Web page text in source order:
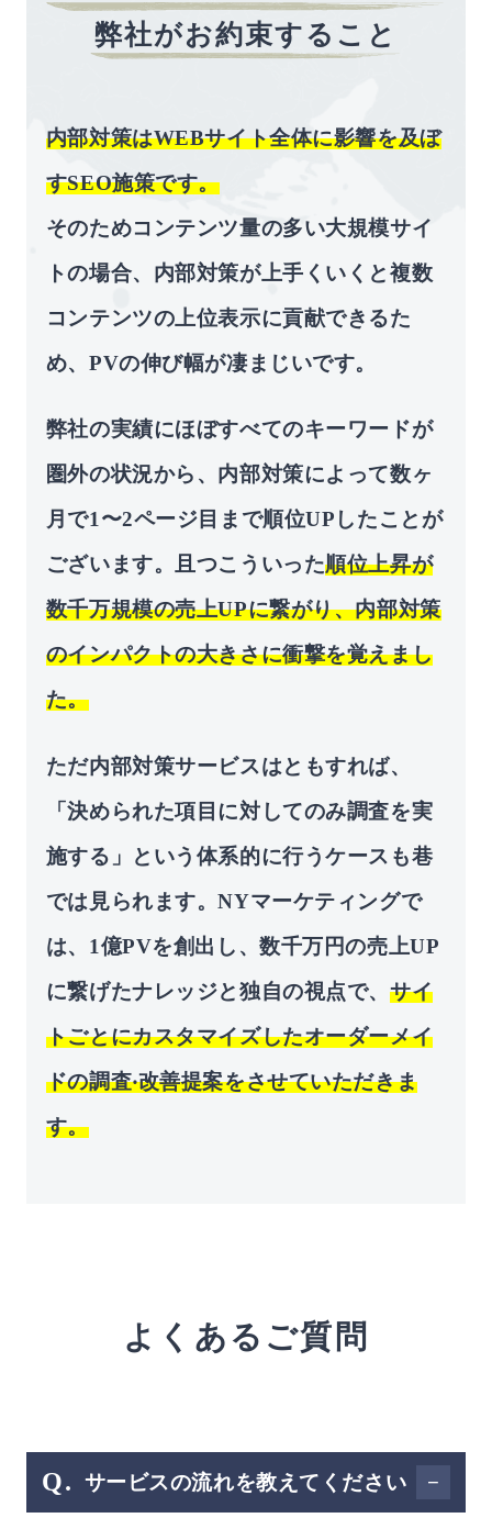
弊社がお約束すること
内部対策はWEBサイト全体に影響を及ぼ
すSEO施策です。
そのためコンテンツ量の多い⼤規模サイ
トの場合、内部対策が上⼿くいくと複数
コンテンツの上位表⽰に貢献できるた
め、PVの伸び幅が凄まじいです。
弊社の実績にほぼすべてのキーワードが
圏外の状況から、内部対策によって数ヶ
⽉で1〜2ページ⽬まで順位UPしたことが
ございます。且つこういった順位上昇が
数千万規模の売上UPに繋がり、内部対策
のインパクトの⼤きさに衝撃を覚えまし
た。
ただ内部対策サービスはともすれば、
「決められた項⽬に対してのみ調査を実
施する」という体系的に⾏うケースも巷
では⾒られます。NYマーケティングで
は、1億PVを創出し、数千万円の売上UP
に繋げたナレッジと独⾃の視点で、 サイ
トごとにカスタマイズしたオーダーメイ
ドの調査‧改善提案をさせていただきま
す。
よくあるご質問
Q. サービスの流れを教えてください